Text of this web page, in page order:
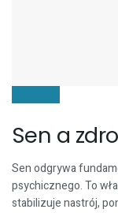
Sen a
Sen odgrywa
psychicznego. To
stabilizuje nastrój,